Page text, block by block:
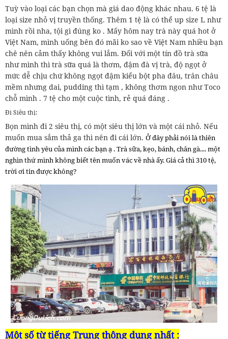
Tuỳ vào loại các bạn chọn mà giá dao động khác nhau. 6 tệ là
loại size nhỏ vị truyền thống. Thêm 1 tệ là có thể up size L như
mình rồi nha, tội gì đúng ko . Mấy hôm nay trà này quá hot ở
Việt Nam, mình uống bên đó mãi ko sao về Việt Nam nhiều bạn
chê nên cảm thấy không vui lắm. Đối với một tín đồ trà sữa
như mình thì trà sữa quá là thơm, đậm đà vị trà, độ ngọt ở
mức dễ chịu chứ không ngọt đậm kiểu bột pha đâu, trân châu
mềm nhưng dai, pudding thì tạm , không thơm ngon như Toco
chỗ mình . 7 tệ cho một cuộc tình, rẻ quá đáng .
Đi Siêu thị:
Bọn mình đi 2 siêu thị, có một siêu thị lớn và một cái nhỏ. Nếu
muốn mua sắm thả ga thì nên đi cái lớn. Ở đây phải nói là thiên
đường tình yêu của mình các bạn ạ . Trà sữa, kẹo, bánh, chân gà.... một
nghìn thứ mình không biết tên muốn vác về nhà ấy. Giá cả thì 310 tệ,
trời ơi tin được không?
Một số từ tiếng Trung thông dụng nhất :